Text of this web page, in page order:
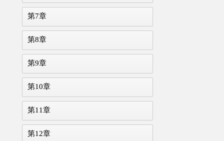
第7章
第8章
第9章
第10章
第11章
第12章